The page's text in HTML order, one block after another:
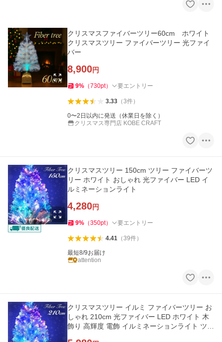
クリスマスファイバーツリー60cm ホワイト
クリスマスツリー ファイバーツリー 光ファイ
バー
8,900円
9% （730pt） 要エントリー
3.33（3件）
0〜2日以内に発送（休業日を除く）
クリスマス専門店 KOBE CRAFT
クリスマスツリー 150cm ツリー ファイバーツ
リー ホワイト おしゃれ 光ファイバー LED イ
ルミネーションライト
4,280円
9% （350pt） 要エントリー
4.41（39件）
最短8/9お届け
attention
クリスマスツリー イルミ ファイバーツリー お
しゃれ 210cm 光ファイバー LED ホワイト 木
飾り 高輝度 電飾 イルミネーションライト ツリ